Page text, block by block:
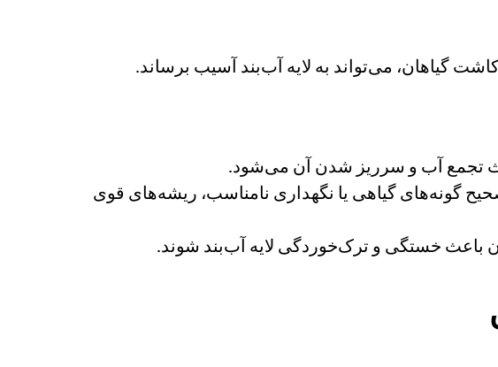
گیاهان، می‌تواند به لایه آب‌بند آسیب برساند.
تجمع آب و سرریز شدن آن می‌شود.
گونه‌های گیاهی یا نگهداری نامناسب، ریشه‌های قوی
باعث خستگی و ترک‌خوردگی لایه آب‌بند شوند.